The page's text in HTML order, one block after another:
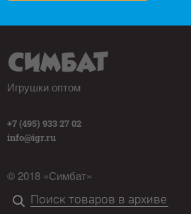
Игрушки оптом
+7 (495) 933 27 02
info@igr.ru
© 2018 «Симбат»